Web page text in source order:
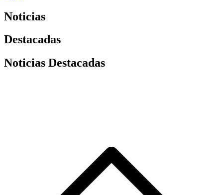
Noticias
Destacadas
Noticias Destacadas